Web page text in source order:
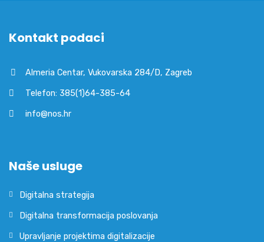
Kontakt podaci
Almeria Centar, Vukovarska 284/D, Zagreb
Telefon: 385(1)64-385-64
info@nos.hr
Naše usluge
Digitalna strategija
Digitalna transformacija poslovanja
Upravljanje projektima digitalizacije